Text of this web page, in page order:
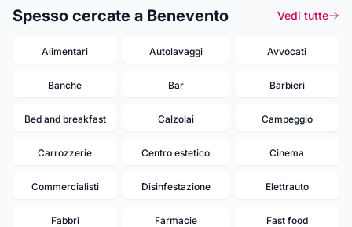
Spesso cercate a Benevento Vedi tutte
Alimentari Autolavaggi Avvocati
Banche Bar Barbieri
Bed and breakfast Calzolai Campeggio
Carrozzerie Centro estetico Cinema
Commercialisti Disinfestazione Elettrauto
Fabbri Farmacie Fast food